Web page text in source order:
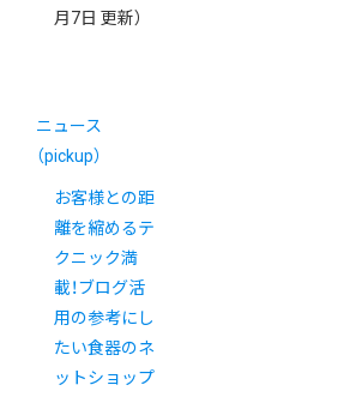
月7日 更新）
ニュース
（pickup）
お客様との距
離を縮めるテ
クニック満
載！ブログ活
用の参考にし
たい食器のネ
ットショップ